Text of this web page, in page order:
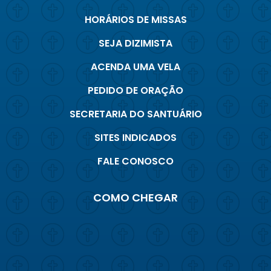
HORÁRIOS DE MISSAS
SEJA DIZIMISTA
ACENDA UMA VELA
PEDIDO DE ORAÇÃO
SECRETARIA DO SANTUÁRIO
SITES INDICADOS
FALE CONOSCO
COMO CHEGAR